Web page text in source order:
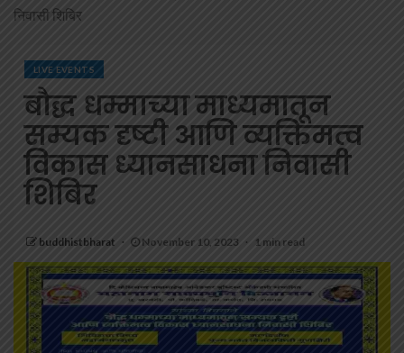
निवासी शिबिर
LIVE EVENTS
बौद्ध धम्माच्या माध्यमातून
सम्यक दृष्टी आणि व्यक्तिमत्व
विकास ध्यानसाधना निवासी
शिबिर
buddhistbharat November 10, 2023 1 min read